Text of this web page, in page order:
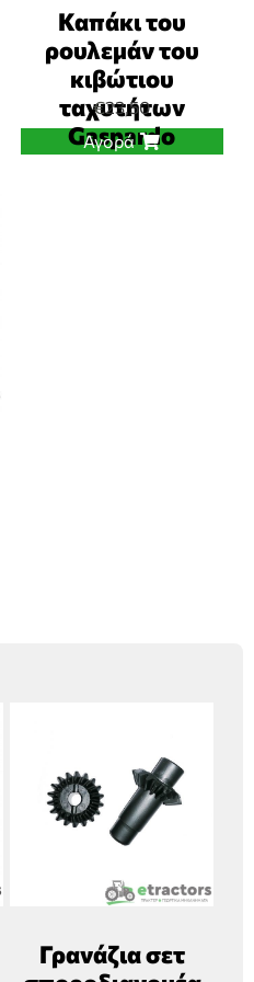
Καπάκι του
ρουλεμάν του
κιβώτιου
ταχυτήτων
Gaspardo
€23,50
Αγορά
Γρανάζια σετ